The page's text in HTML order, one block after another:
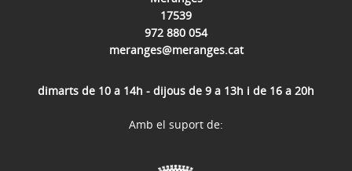
17539
972 880 054
meranges@meranges.cat
dimarts de 10 a 14h - dijous de 9 a 13h i de 16 a 20h
Amb el suport de: